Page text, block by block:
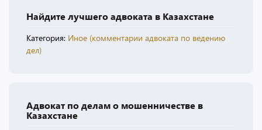
Найдите лучшего адвоката в Казахстане
Категория: Иное (комментарии адвоката по ведению
дел)
Адвокат по делам о мошенничестве в
Казахстане